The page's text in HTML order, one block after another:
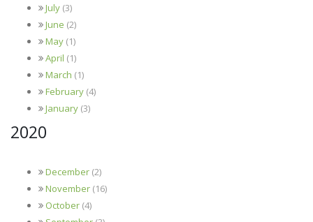
July (3)
June (2)
May (1)
April (1)
March (1)
February (4)
January (3)
2020
December (2)
November (16)
October (4)